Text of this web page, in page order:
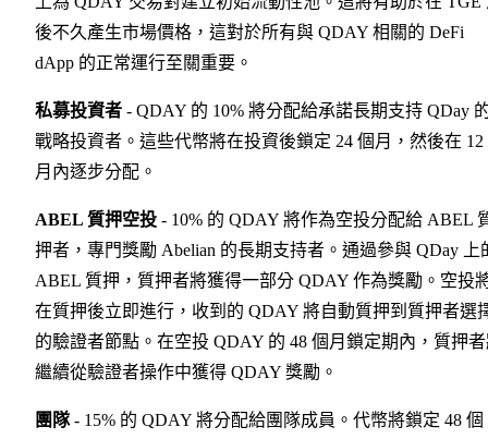
後不久產生市場價格，這對於所有與 QDAY 相關的 DeFi
dApp 的正常運行至關重要。
私募投資者 - QDAY 的 10% 將分配給承諾長期支持 QDay
戰略投資者。這些代幣將在投資後鎖定 24 個月，然後在 12
月內逐步分配。
ABEL 質押空投 - 10% 的 QDAY 將作為空投分配給 ABEL
押者，專門獎勵 Abelian 的長期支持者。通過參與 QDay 上
ABEL 質押，質押者將獲得一部分 QDAY 作為獎勵。空投
在質押後立即進行，收到的 QDAY 將自動質押到質押者選
的驗證者節點。在空投 QDAY 的 48 個月鎖定期內，質押
繼續從驗證者操作中獲得 QDAY 獎勵。
團隊- 15% 的 QDAY 將分配給團隊成員。代幣將鎖定 48 個